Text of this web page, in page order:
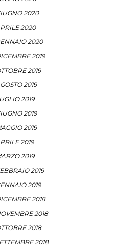
2020
2020
2020
2019
2019
2019
2019
2019
2019
2019
2019
2019
2019
2018
2018
2018
2018